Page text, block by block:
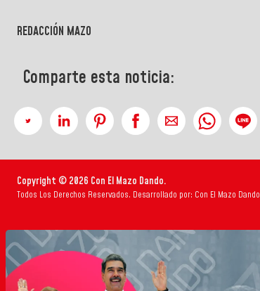
REDACCIÓN MAZO
Comparte esta noticia:
Copyright © 2026 Con El Mazo Dando.
Todos Los Derechos Reservados. Desarrollado por: Con El Mazo Dando